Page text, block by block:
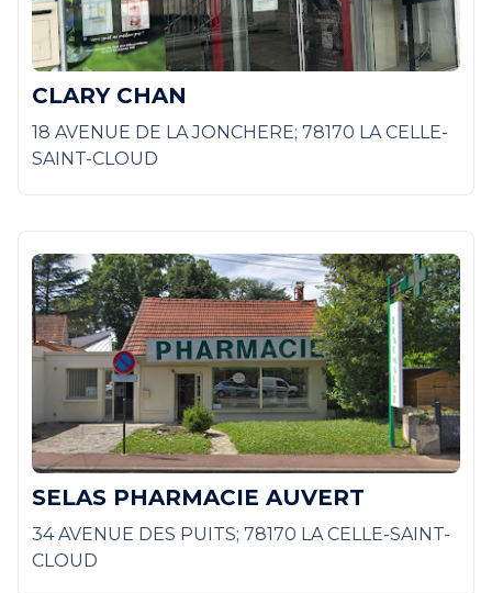
CLARY CHAN
18 AVENUE DE LA JONCHERE; 78170 LA CELLE-
SAINT-CLOUD
SELAS PHARMACIE AUVERT
34 AVENUE DES PUITS; 78170 LA CELLE-SAINT-
CLOUD